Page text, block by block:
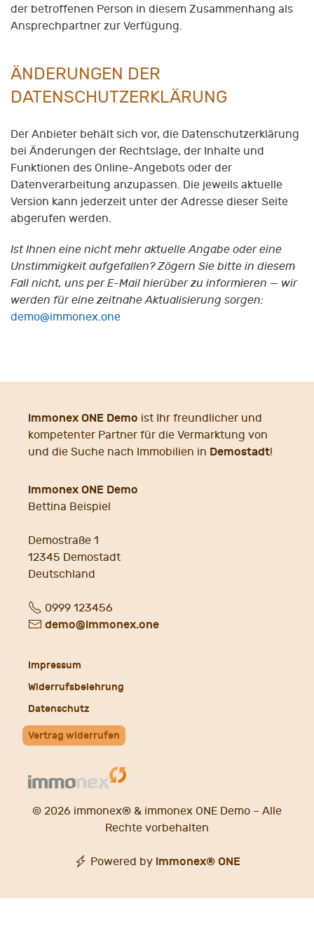
der betroffenen Person in diesem Zusammenhang als
Ansprechpartner zur Verfügung.
ÄNDERUNGEN DER
DATENSCHUTZERKLÄRUNG
Der Anbieter behält sich vor, die Datenschutzerklärung
bei Änderungen der Rechtslage, der Inhalte und
Funktionen des Online-Angebots oder der
Datenverarbeitung anzupassen. Die jeweils aktuelle
Version kann jederzeit unter der Adresse dieser Seite
abgerufen werden.
Ist Ihnen eine nicht mehr aktuelle Angabe oder eine
Unstimmigkeit aufgefallen? Zögern Sie bitte in diesem
Fall nicht, uns per E-Mail hierüber zu informieren — wir
werden für eine zeitnahe Aktualisierung sorgen:
demo@immonex.one
immonex ONE Demo ist Ihr freundlicher und
kompetenter Partner für die Vermarktung von
und die Suche nach Immobilien in Demostadt!
immonex ONE Demo
Bettina Beispiel
Demostraße 1
12345 Demostadt
Deutschland
Fon0999 123456
E- demo@immonex.one
Impressum
Widerrufsbelehrung
Datenschutz
Vertrag widerrufen
© 2026 immonex® & immonex ONE Demo – Alle
Rechte vorbehalten
Powered by immonex® ONE